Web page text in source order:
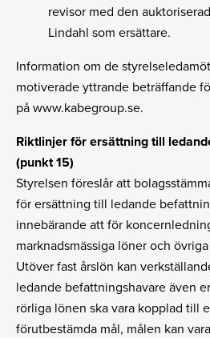
revisor med den
Lindahl som ersättare.
Information om de
motiverade yttrande beträffande
på www.kabegroup.se.
Riktlinjer för ersättning till
(punkt 15)
Styrelsen föreslår att
för ersättning till ledande
innebärande att för
marknadsmässiga löner och
Utöver fast årslön kan
ledande befattningshavare även
rörliga lönen ska vara kopplad till
förutbestämda mål, målen kan